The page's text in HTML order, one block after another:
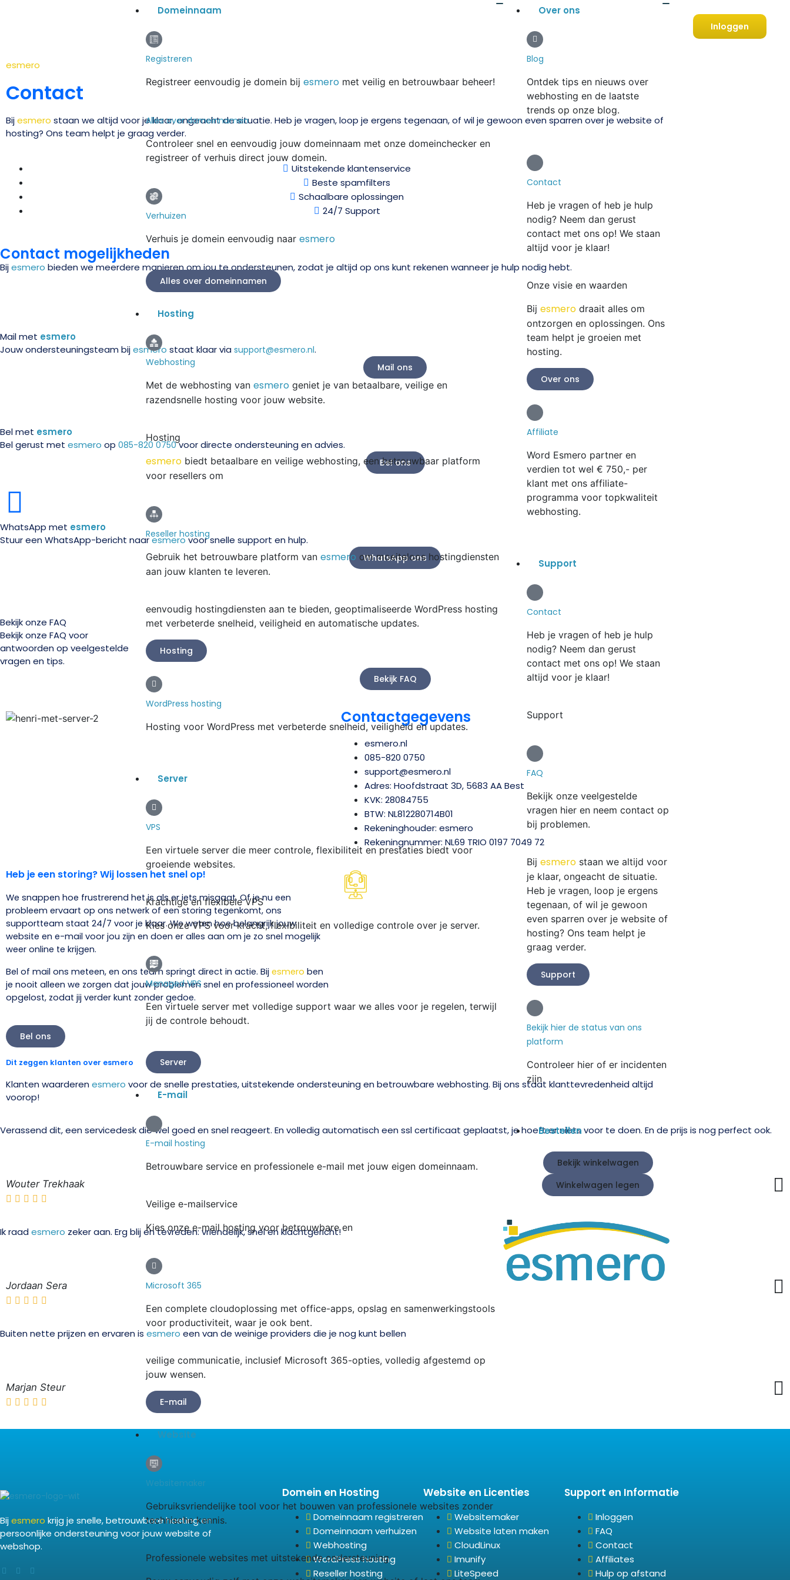
Domeinnaam
Registreren
Registreer eenvoudig je domein bij esmero met veilig en betrouwbaar beheer!
Alles over domeinnamen
Controleer snel en eenvoudig jouw domeinnaam met onze domeinchecker en
registreer of verhuis direct jouw domein.
Verhuizen
Verhuis je domein eenvoudig naar esmero
Alles over domeinnamen
Hosting
Webhosting
Met de webhosting van esmero geniet je van betaalbare, veilige en
razendsnelle hosting voor jouw website.
Hosting
esmero biedt betaalbare en veilige webhosting, een betrouwbaar platform
voor resellers om
Reseller hosting
Gebruik het betrouwbare platform van esmero om moeiteloos hostingdiensten
aan jouw klanten te leveren.
eenvoudig hostingdiensten aan te bieden, geoptimaliseerde WordPress hosting
met verbeterde snelheid, veiligheid en automatische updates.
Hosting
WordPress hosting
Hosting voor WordPress met verbeterde snelheid, veiligheid en updates.
Server
VPS
Een virtuele server die meer controle, flexibiliteit en prestaties biedt voor
groeiende websites.
Krachtige en flexibele VPS
Kies onze VPS voor kracht, flexibiliteit en volledige controle over je server.
Managed VPS
Een virtuele server met volledige support waar we alles voor je regelen, terwijl
jij de controle behoudt.
Server
E-mail
E-mail hosting
Betrouwbare service en professionele e-mail met jouw eigen domeinnaam.
Veilige e-mailservice
Kies onze e-mail hosting voor betrouwbare en
Microsoft 365
Een complete cloudoplossing met office-apps, opslag en samenwerkingstools
voor productiviteit, waar je ook bent.
veilige communicatie, inclusief Microsoft 365-opties, volledig afgestemd op
jouw wensen.
E-mail
Website
Websitemaker
Gebruiksvriendelijke tool voor het bouwen van professionele websites zonder
technische kennis.
Professionele websites met uitstekende ondersteuning
Over ons
Blog
Ontdek tips en nieuws over
webhosting en de laatste
trends op onze blog.
Contact
Heb je vragen of heb je hulp
nodig? Neem dan gerust
contact met ons op! We staan
altijd voor je klaar!
Onze visie en waarden
Bij esmerodraait alles om
ontzorgen en oplossingen. Ons
team helpt je groeien met
hosting.
Over ons
Affiliate
Word Esmero partner en
verdien tot wel € 750,-per
klant met ons affiliate-
programma voor topkwaliteit
webhosting.
Support
Contact
Heb je vragen of heb je hulp
nodig? Neem dan gerust
contact met ons op! We staan
altijd voor je klaar!
Support
FAQ
Bekijk onze veelgestelde
vragen hier en neem contact op
bij problemen.
Bij esmerostaan we altijd voor
je klaar, ongeacht de situatie.
Heb je vragen, loop je ergens
tegenaan, of wil je gewoon
even sparren over je website of
hosting? Ons team helpt je
graag verder.
Support
Bekijk hier de status van ons
platform
Controleer hier of er incidenten
zijn
Bestellen
Bekijk winkelwagen
Winkelwagen legen
Inloggen
esmero
Contact
Bijesmero staan we altijd voor je klaar, ongeacht de situatie. Heb je vragen, loop je ergens tegenaan, of wil je gewoon even sparren over je website of
hosting? Ons team helpt je graag verder.
Uitstekende klantenservice
Beste spamfilters
Schaalbare oplossingen
24/7 Support
Contact mogelijkheden
Bijesmero bieden we meerdere manieren om jou te ondersteunen, zodat je altijd op ons kunt rekenen wanneer je hulp nodig hebt.
Mail met esmero
Jouw ondersteuningsteam bijesmero staat klaar via support@esmero.nl.
Mail ons
Bel met esmero
Bel gerust met esmero op 085-820 0750voor directe ondersteuning en advies.
Bel ons
WhatsApp met esmero
Stuur een WhatsApp-bericht naaresmerovoor snelle support en hulp.
WhatsApp ons
Bekijk onze FAQ
Bekijk onze FAQ voor
antwoorden op veelgestelde
vragen en tips.
Bekijk FAQ
Contactgegevens
esmero.nl
085-820 0750
support@esmero.nl
Adres: Hoofdstraat 3D, 5683 AA Best
KVK: 28084755
BTW: NL812280714B01
Rekeninghouder: esmero
Rekeningnummer: NL69 TRIO 0197 7049 72
Heb je een storing? Wij lossen het snel op!
We snappen hoe frustrerend het is als er iets misgaat. Of je nu een
probleem ervaart op ons netwerk of een storing tegenkomt, ons
supportteam staat 24/7 voor je klaar. We weten hoe belangrijk jouw
website en e-mail voor jou zijn en doen er alles aan om je zo snel mogelijk
weer online te krijgen.
Bel of mail ons meteen, en ons team springt direct in actie. Bij esmero ben
je nooit alleen we zorgen dat jouw problemen snel en professioneel worden
opgelost, zodat jij verder kunt zonder gedoe.
Bel ons
Dit zeggen klanten over esmero
Klanten waarderenesmero voor de snelle prestaties, uitstekende ondersteuning en betrouwbare webhosting. Bij ons staat klanttevredenheid altijd
voorop!
Verassend dit, een servicedesk die wel goed en snel reageert. En volledig automatisch een ssl certificaat geplaatst, je hoeft er niets voor te doen. En de prijs is nog perfect ook.
Wouter Trekhaak
Ik raadesmero zeker aan. Erg blij en tevreden: vriendelijk, snel en klachtgericht!
Jordaan Sera
Buiten nette prijzen en ervaren is esmero een van de weinige providers die je nog kunt bellen
Marjan Steur
Bijesmero krijg je snelle, betrouwbare hosting en
persoonlijke ondersteuning voor jouw website of
webshop.
Domein en Hosting
Domeinnaam registreren
Domeinnaam verhuizen
Webhosting
WordPress hosting
Reseller hosting
Website en Licenties
Websitemaker
Website laten maken
CloudLinux
Imunify
LiteSpeed
Support en Informatie
Inloggen
FAQ
Contact
Affiliates
Hulp op afstand